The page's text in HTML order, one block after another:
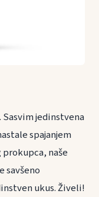
Sasvim jedinstvena
spajanjem
prokupca, naše
savšeno
ukus. Živeli!